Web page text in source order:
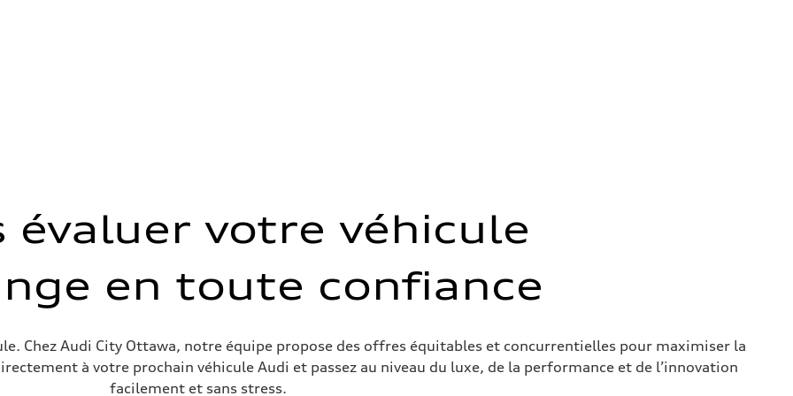
évaluer votre véhicule
en toute confiance
Chez Audi City Ottawa, notre équipe propose des offres équitables et concurrentielles pour maximiser la
à votre prochain véhicule Audi et passez au niveau du luxe, de la performance et de l’innovation
facilement et sans stress.